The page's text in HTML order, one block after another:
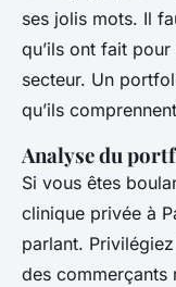
ses jolis mots. Il
qu’ils ont fait
secteur. Un
qu’ils
Analyse du
Si vous êtes
clinique privée à
parlant.
des commerçants